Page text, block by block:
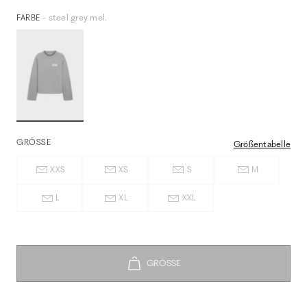
FARBE - steel grey mel.
GRÖSSE Größentabelle
XXS XS S M
L XL XXL